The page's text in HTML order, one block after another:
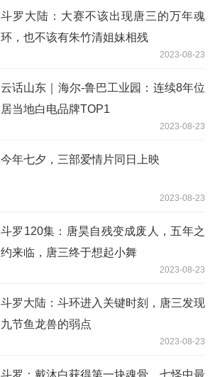
斗罗大陆：大赛不该出现唐三的万年魂
环，也不该有朱竹清姐妹相残
2023-08-23
云话山东｜海尔-鲁巴工业园：连续8年位
居当地白电品牌TOP1
2023-08-23
今年七夕，三部爱情片同日上映
2023-08-23
斗罗120集：唐昊自残变成废人，五年之
约来临，唐三终于想起小舞
2023-08-23
斗罗大陆：斗环进入关键时刻，唐三发现
九节鱼龙兽的弱点
2023-08-23
斗罗：戴沐白获得第一块魂骨，七怪中最